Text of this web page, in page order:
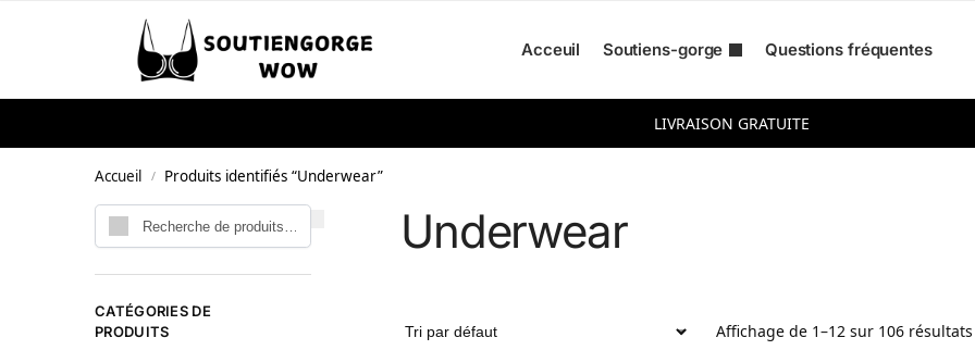
Acceuil Soutiens-gorge Questions fréquentes
LIVRAISON GRATUITE
Accueil / Produits identifiés “Underwear”
Underwear
Affichage de 1–12 sur 106 résultats
Recherche pour :
CATÉGORIES DE
PRODUITS